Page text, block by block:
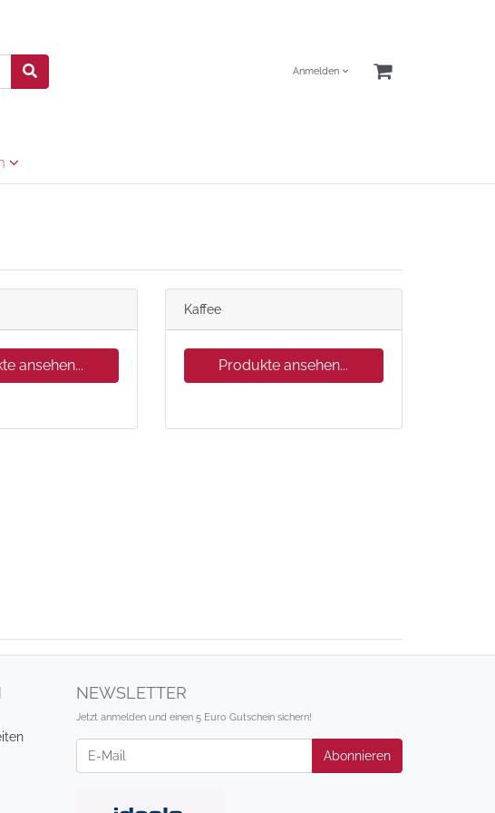
Anmelden
ansehen...
Kaffee
Produkte ansehen...
NEWSLETTER
Jetzt anmelden und einen 5 Euro Gutschein sichern!
Newsletter
Abonnieren